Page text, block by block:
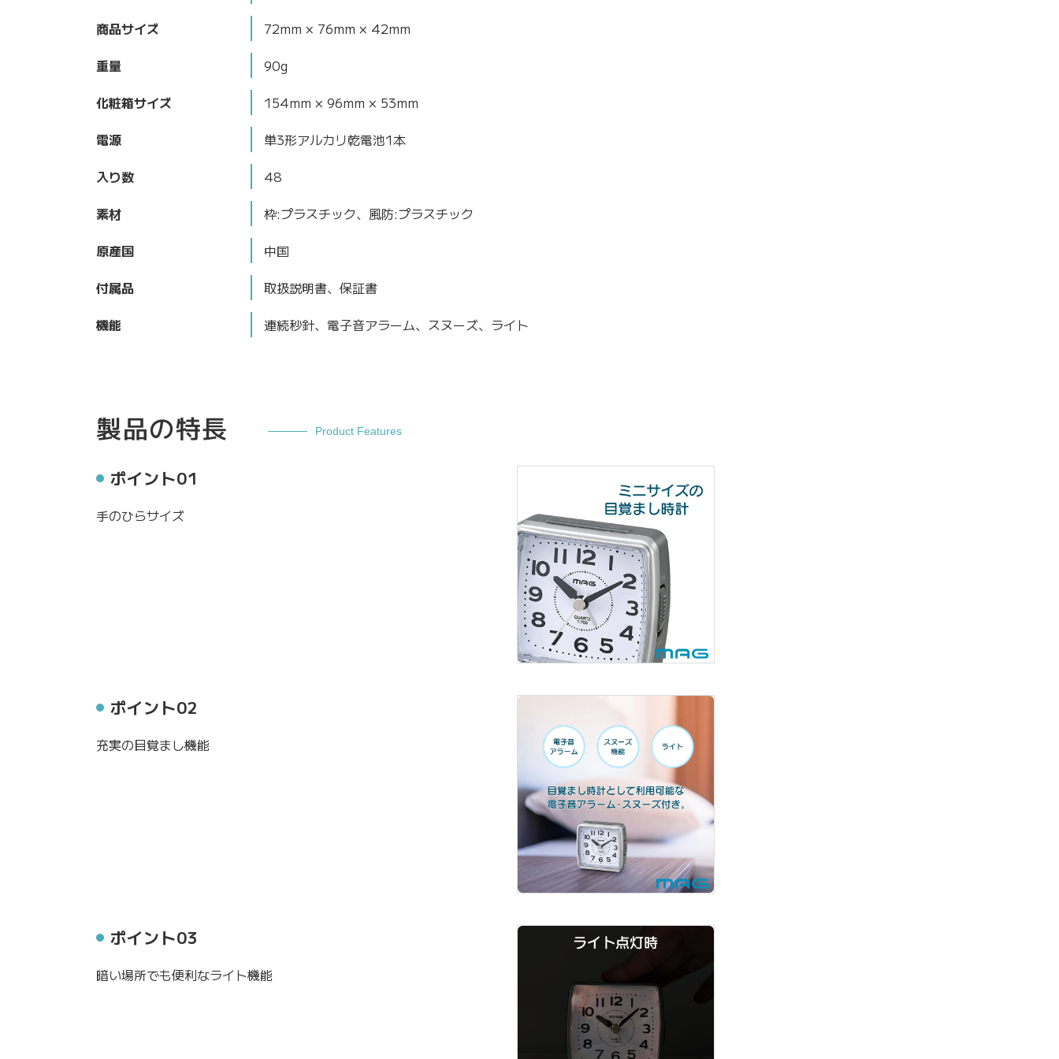
商品サイズ
72mm × 76mm × 42mm
重量
90g
化粧箱サイズ
154mm × 96mm × 53mm
電源
単3形アルカリ乾電池1本
入り数
48
素材
枠:プラスチック、風防:プラスチック
原産国
中国
付属品
取扱説明書、保証書
機能
連続秒針、電子音アラーム、スヌーズ、ライト
製品の特長 Product Features
ポイント01
手のひらサイズ
ポイント02
充実の目覚まし機能
ポイント03
暗い場所でも便利なライト機能